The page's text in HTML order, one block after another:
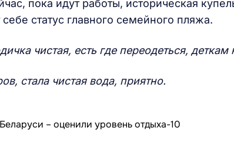
пока идут работы, историческая
статус главного семейного пляжа.
чистая, есть где переодеться, деткам
стала чистая вода, приятно.